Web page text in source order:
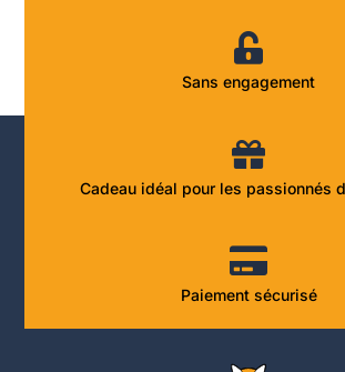
Sans engagement
Cadeau idéal pour les passionnés
Paiement sécurisé